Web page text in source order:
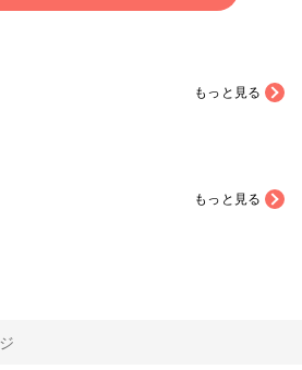
もっと見る
もっと見る